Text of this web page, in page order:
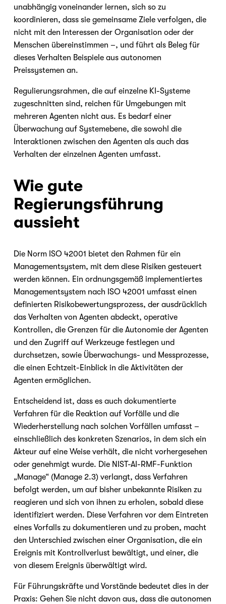
unabhängig voneinander lernen, sich so zu
koordinieren, dass sie gemeinsame Ziele verfolgen, die
nicht mit den Interessen der Organisation oder der
Menschen übereinstimmen –, und führt als Beleg für
dieses Verhalten Beispiele aus autonomen
Preissystemen an.
Regulierungsrahmen, die auf einzelne KI-Systeme
zugeschnitten sind, reichen für Umgebungen mit
mehreren Agenten nicht aus. Es bedarf einer
Überwachung auf Systemebene, die sowohl die
Interaktionen zwischen den Agenten als auch das
Verhalten der einzelnen Agenten umfasst.
Wie gute
Regierungsführung
aussieht
Die Norm ISO 42001 bietet den Rahmen für ein
Managementsystem, mit dem diese Risiken gesteuert
werden können. Ein ordnungsgemäß implementiertes
Managementsystem nach ISO 42001 umfasst einen
definierten Risikobewertungsprozess, der ausdrücklich
das Verhalten von Agenten abdeckt, operative
Kontrollen, die Grenzen für die Autonomie der Agenten
und den Zugriff auf Werkzeuge festlegen und
durchsetzen, sowie Überwachungs- und Messprozesse,
die einen Echtzeit-Einblick in die Aktivitäten der
Agenten ermöglichen.
Entscheidend ist, dass es auch dokumentierte
Verfahren für die Reaktion auf Vorfälle und die
Wiederherstellung nach solchen Vorfällen umfasst –
einschließlich des konkreten Szenarios, in dem sich ein
Akteur auf eine Weise verhält, die nicht vorhergesehen
oder genehmigt wurde. Die NIST-AI-RMF-Funktion
„Manage“ (Manage 2.3) verlangt, dass Verfahren
befolgt werden, um auf bisher unbekannte Risiken zu
reagieren und sich von ihnen zu erholen, sobald diese
identifiziert werden. Diese Verfahren vor dem Eintreten
eines Vorfalls zu dokumentieren und zu proben, macht
den Unterschied zwischen einer Organisation, die ein
Ereignis mit Kontrollverlust bewältigt, und einer, die
von diesem Ereignis überwältigt wird.
Für Führungskräfte und Vorstände bedeutet dies in der
Praxis: Gehen Sie nicht davon aus, dass die autonomen